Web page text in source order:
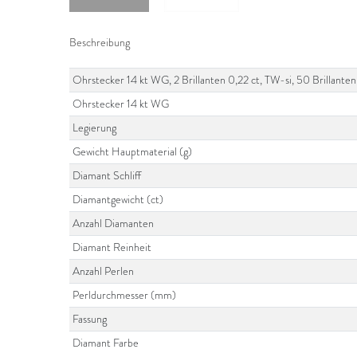
Beschreibung
Ohrstecker 14 kt WG, 2 Brillanten 0,22 ct, TW-si, 50
Ohrstecker 14 kt WG
Legierung
Gewicht Hauptmaterial (g)
Diamant Schliff
Diamantgewicht (ct)
Anzahl Diamanten
Diamant Reinheit
Anzahl Perlen
Perldurchmesser (mm)
Fassung
Diamant Farbe